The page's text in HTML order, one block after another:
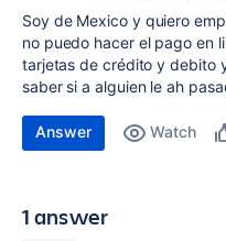
Soy de Mexico y quiero
no puedo hacer el pago en
tarjetas de crédito y debito
saber si a alguien le ah
Answer Watch
1 answer